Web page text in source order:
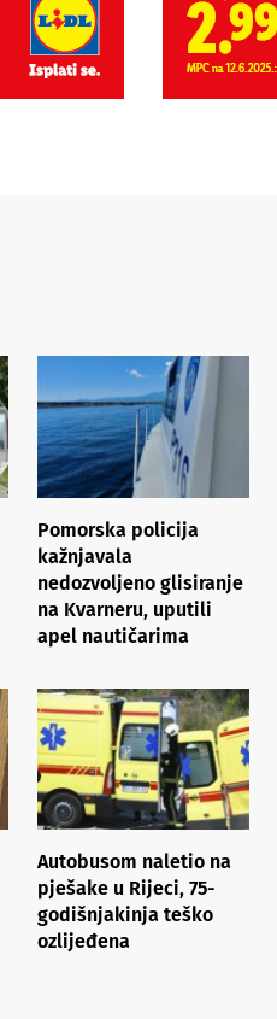
Pomorska policija
kažnjavala
nedozvoljeno glisiranje
na Kvarneru, uputili
apel nautičarima
Autobusom naletio na
pješake u Rijeci, 75-
godišnjakinja teško
ozlijeđena